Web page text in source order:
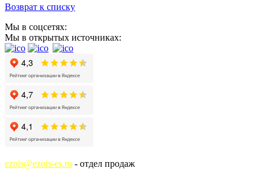
Возврат к списку
Мы в соцсетях:
Мы в открытых источниках:
ezois@ezois-es.ru - отдел продаж